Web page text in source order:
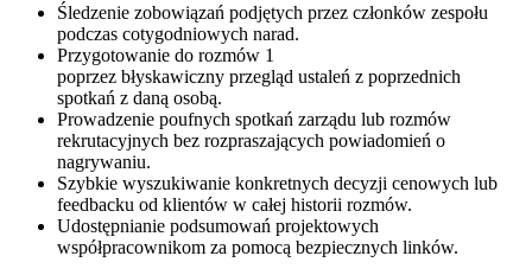
Śledzenie zobowiązań podjętych przez członków zespołu
podczas cotygodniowych narad.
Przygotowanie do rozmów 1
poprzez błyskawiczny przegląd ustaleń z poprzednich
spotkań z daną osobą.
Prowadzenie poufnych spotkań zarządu lub rozmów
rekrutacyjnych bez rozpraszających powiadomień o
nagrywaniu.
Szybkie wyszukiwanie konkretnych decyzji cenowych lub
feedbacku od klientów w całej historii rozmów.
Udostępnianie podsumowań projektowych
współpracownikom za pomocą bezpiecznych linków.